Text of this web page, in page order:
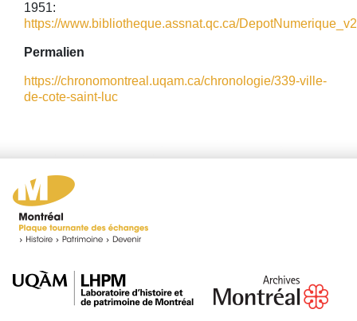
1951:
https://www.bibliotheque.assnat.qc.ca/
Permalien
https://chronomontreal.uqam.ca/chronologie/339-ville-
de-cote-saint-luc